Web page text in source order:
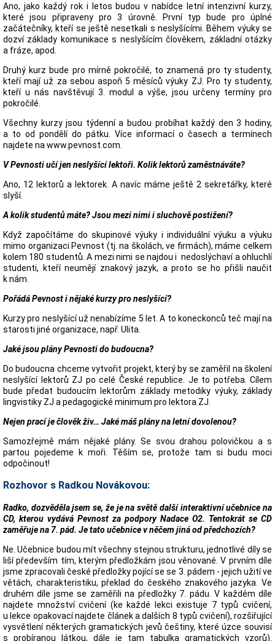
Ano, jako každý rok i letos budou v nabídce letní intenzivní kurzy,
které jsou připraveny pro 3 úrovně. První typ bude pro úplné
začátečníky, kteří se ještě nesetkali s neslyšícími. Během výuky se
dozví základy komunikace s neslyšícím člověkem, základní otázky
a fráze, apod.
Druhý kurz bude pro mírně pokročilé, to znamená pro ty studenty,
kteří mají už za sebou aspoň 5 měsíců výuky ZJ. Pro ty studenty,
kteří u nás navštěvují 3. modul a výše, jsou určeny termíny pro
pokročilé.
Všechny kurzy jsou týdenní a budou probíhat každý den 3 hodiny,
a to od pondělí do pátku. Více informací o časech a termínech
najdete na www.pevnost.com.
V Pevnosti učí jen neslyšící lektoři. Kolik lektorů zaměstnáváte?
Ano, 12 lektorů a lektorek. A navíc máme ještě 2 sekretářky, které
slyší.
A kolik studentů máte? Jsou mezi nimi i sluchově postižení?
Když započítáme do skupinové výuky i individuální výuku a výuku
mimo organizaci Pevnost (tj. na školách, ve firmách), máme celkem
kolem 180 studentů. A mezi nimi se najdou i nedoslýchaví a ohluchlí
studenti, kteří neumějí znakový jazyk, a proto se ho přišli naučit
k nám.
Pořádá Pevnost i nějaké kurzy pro neslyšící?
Kurzy pro neslyšící už nenabízíme 5 let. A to koneckonců teč mají na
starosti jiné organizace, např. Ulita.
Jaké jsou plány Pevnosti do budoucna?
Do budoucna chceme vytvořit projekt, který by se zaměřil na školení
neslyšící lektorů ZJ po celé České republice. Je to potřeba. Cílem
bude předat budoucím lektorům základy metodiky výuky, základy
lingvistiky ZJ a pedagogické minimum pro lektora ZJ.
Nejen prací je člověk živ… Jaké máš plány na letní dovolenou?
Samozřejmě mám nějaké plány. Se svou drahou polovičkou a s
partou pojedeme k moři. Těším se, protože tam si budu moci
odpočinout!
Rozhovor s Radkou Novákovou:
Radko, dozvěděla jsem se, že je na světě další interaktivní učebnice na
CD, kterou vydává Pevnost za podpory Nadace O2. Tentokrát se CD
zaměřuje na 7. pád. Je tato učebnice v něčem jiná od předchozích?
Ne. Učebnice budou mít všechny stejnou strukturu, jednotlivé díly se
liší především tím, kterým předložkám jsou věnované. V prvním díle
jsme zpracovali české předložky pojící se se 3. pádem - jejich užití ve
větách, charakteristiku, překlad do českého znakového jazyka. Ve
druhém díle jsme se zaměřili na předložky 7. pádu. V každém díle
najdete množství cvičení (ke každé lekci existuje 7 typů cvičení,
u lekce opakovací najdete článek a dalších 8 typů cvičení), rozšiřující
vysvětlení některých gramatických jevů češtiny, které úzce souvisí
s probíranou látkou, dále je tam tabulka gramatických vzorů).